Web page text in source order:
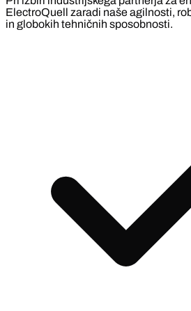
ElectroQuell zaradi naše agilnosti,
in globokih tehničnih sposobnosti.